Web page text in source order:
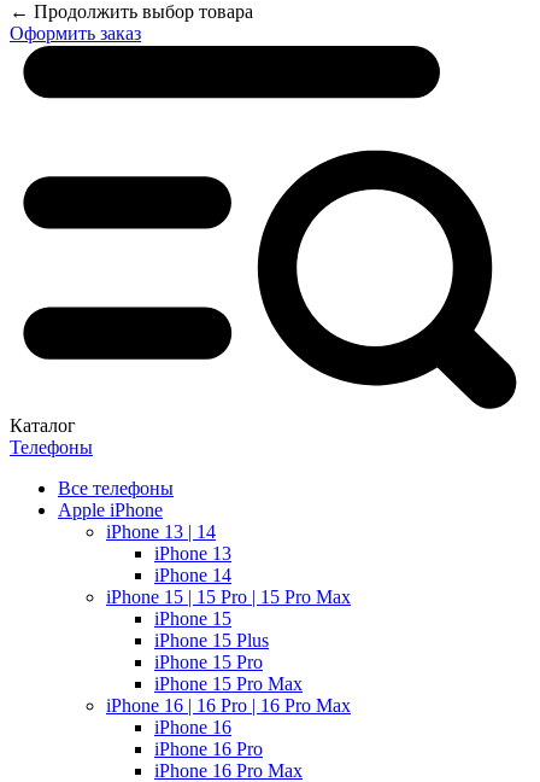
← Продолжить выбор товара
Оформить заказ
Каталог
Телефоны
Все телефоны
Apple iPhone
iPhone 13 | 14
iPhone 13
iPhone 14
iPhone 15 | 15 Pro | 15 Pro Max
iPhone 15
iPhone 15 Plus
iPhone 15 Pro
iPhone 15 Pro Max
iPhone 16 | 16 Pro | 16 Pro Max
iPhone 16
iPhone 16 Pro
iPhone 16 Pro Max